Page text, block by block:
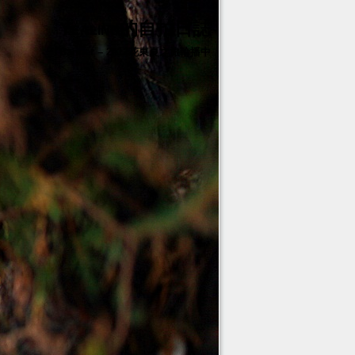
Yealing的自拍日誌
Banner – 2012花東夏之旅輪播中